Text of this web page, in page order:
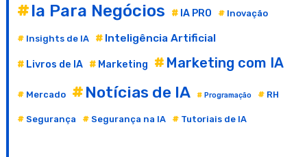
Ia Para Negócios IA PRO Inovação
Insights de IA Inteligência Artificial
Livros de IA Marketing Marketing com IA
Mercado Notícias de IA Programação RH
Segurança Segurança na IA Tutoriais de IA